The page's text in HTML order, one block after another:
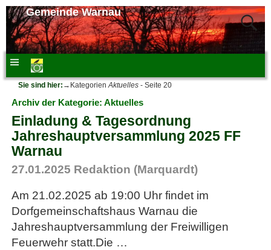
Gemeinde Warnau
Sie sind hier: →KategorienAktuelles - Seite 20
Archiv der Kategorie: Aktuelles
Einladung & Tagesordnung
Jahreshauptversammlung 2025 FF
Warnau
27.01.2025 Redaktion (Marquardt)
Am 21.02.2025 ab 19:00 Uhr findet im
Dorfgemeinschaftshaus Warnau die
Jahreshauptversammlung der Freiwilligen
Feuerwehr statt.Die …